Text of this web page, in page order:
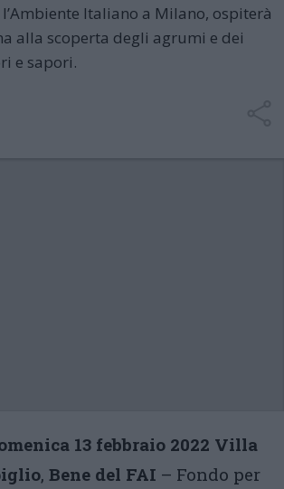
l’Ambiente Italiano a Milano, ospiterà
alla scoperta degli agrumi e dei
e sapori.
13 febbraio 2022 Villa
, Bene del FAI – Fondo per